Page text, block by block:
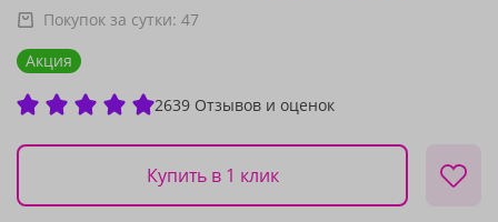
Покупок за сутки: 47
Акция
2639 Отзывов и оценок
Купить в 1 клик